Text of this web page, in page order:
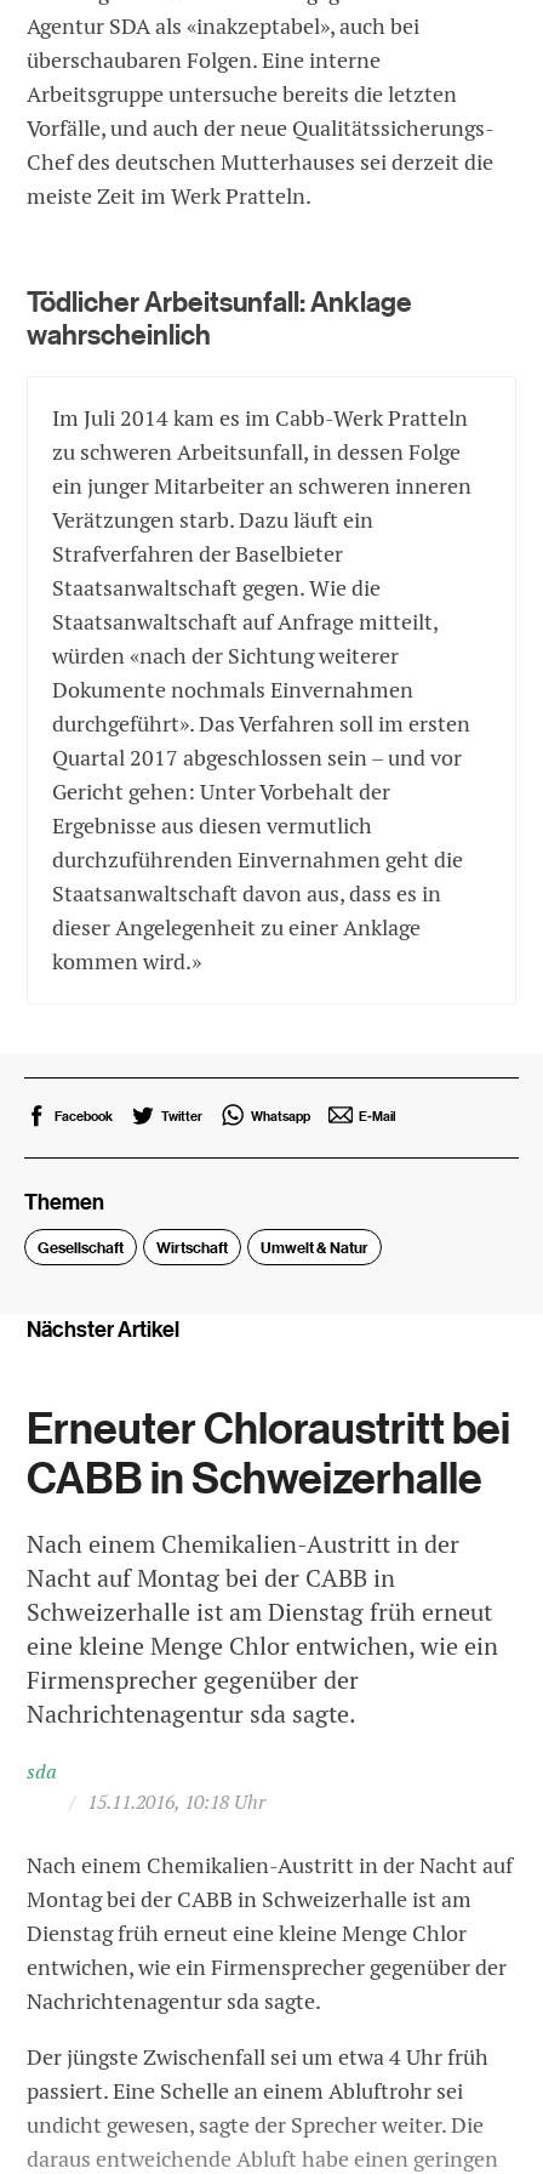
Agentur SDA als «inakzeptabel», auch bei
überschaubaren Folgen. Eine interne
Arbeitsgruppe untersuche bereits die letzten
Vorfälle, und auch der neue Qualitätssicherungs-
Chef des deutschen Mutterhauses sei derzeit die
meiste Zeit im Werk Pratteln.
Tödlicher Arbeitsunfall: Anklage
wahrscheinlich
Im Juli 2014 kam es im Cabb-Werk Pratteln
zu schweren Arbeitsunfall, in dessen Folge
ein junger Mitarbeiter an schweren inneren
Verätzungen starb. Dazu läuft ein
Strafverfahren der Baselbieter
Staatsanwaltschaft gegen. Wie die
Staatsanwaltschaft auf Anfrage mitteilt,
würden «nach der Sichtung weiterer
Dokumente nochmals Einvernahmen
durchgeführt». Das Verfahren soll im ersten
Quartal 2017 abgeschlossen sein – und vor
Gericht gehen: Unter Vorbehalt der
Ergebnisse aus diesen vermutlich
durchzuführenden Einvernahmen geht die
Staatsanwaltschaft davon aus, dass es in
dieser Angelegenheit zu einer Anklage
kommen wird.»
Facebook Twitter Whatsapp E-Mail
Themen
Gesellschaft Wirtschaft Umwelt & Natur
Nächster Artikel
Erneuter Chloraustritt bei
CABB in Schweizerhalle
Nach einem Chemikalien-Austritt in der
Nacht auf Montag bei der CABB in
Schweizerhalle ist am Dienstag früh erneut
eine kleine Menge Chlor entwichen, wie ein
Firmensprecher gegenüber der
Nachrichtenagentur sda sagte.
sda
/ 15.11.2016, 10:18 Uhr
Nach einem Chemikalien-Austritt in der Nacht auf
Montag bei der CABB in Schweizerhalle ist am
Dienstag früh erneut eine kleine Menge Chlor
entwichen, wie ein Firmensprecher gegenüber der
Nachrichtenagentur sda sagte.
Der jüngste Zwischenfall sei um etwa 4 Uhr früh
passiert. Eine Schelle an einem Abluftrohr sei
undicht gewesen, sagte der Sprecher weiter. Die
daraus entweichende Abluft habe einen geringen